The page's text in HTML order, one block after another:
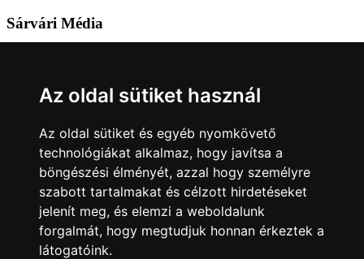
Az oldal sütiket használ
Az oldal sütiket és egyéb nyomkövető
technológiákat alkalmaz, hogy javítsa a
böngészési élményét, azzal hogy személyre
szabott tartalmakat és célzott hirdetéseket
jelenít meg, és elemzi a weboldalunk
forgalmát, hogy megtudjuk honnan érkeztek a
látogatóink.
Sárvári Média
Kövess minket!
Sárvár lendületben Sárvár lendületben
Nyilatkozatok
Impresszum Felhasználási feltételek Adatkezelési tájékoztató
Akadálymentesítési nyilatkozat